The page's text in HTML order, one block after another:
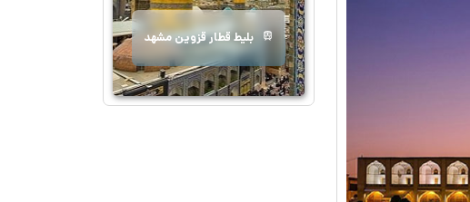
بلیط قطار قزوین مشهد